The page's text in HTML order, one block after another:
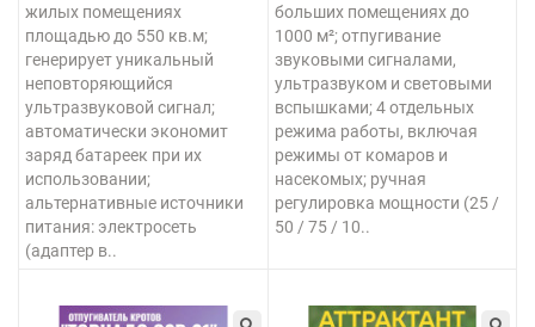
жилых помещениях
площадью до 550 кв.м;
генерирует уникальный
неповторяющийся
ультразвуковой сигнал;
автоматически экономит
заряд батареек при их
использовании;
альтернативные источники
питания: электросеть
(адаптер в..
больших помещениях до
1000 м²; отпугивание
звуковыми сигналами,
ультразвуком и световыми
вспышками; 4 отдельных
режима работы, включая
режимы от комаров и
насекомых; ручная
регулировка мощности (25 /
50 / 75 / 10..